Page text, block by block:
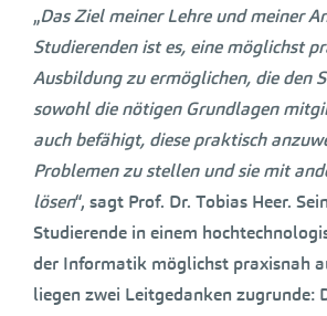
„Das Ziel meiner Lehre und meiner
Studierenden ist es, eine möglichst
Ausbildung zu ermöglichen, die den
sowohl die nötigen Grundlagen
auch befähigt, diese praktisch
Problemen zu stellen und sie mit
lösen“, sagt Prof. Dr. Tobias Heer.
Studierende in einem
der Informatik möglichst praxisnah
liegen zwei Leitgedanken zugrunde: